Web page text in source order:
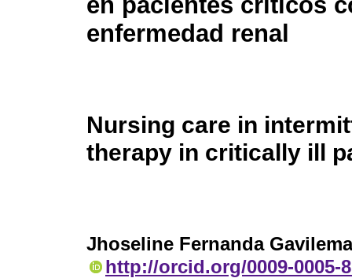
enfermedad renal
Nursing care in
therapy in critically ill
Jhoseline Fernanda
http://orcid.org/0009-0005-